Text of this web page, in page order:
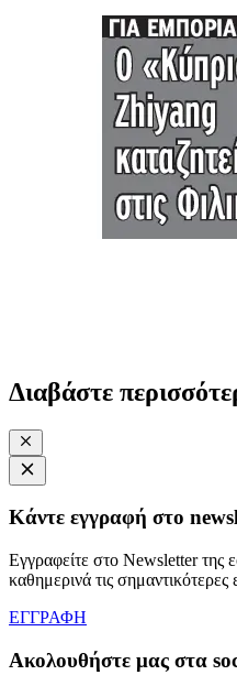
Διαβάστε
Κάντε εγγραφή στο
Εγγραφείτε στο Newsletter της
καθημερινά τις
ΕΓΓΡΑΦΗ
Ακολουθήστε μας στα